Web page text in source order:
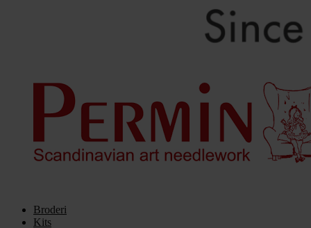
Broderi
Kits